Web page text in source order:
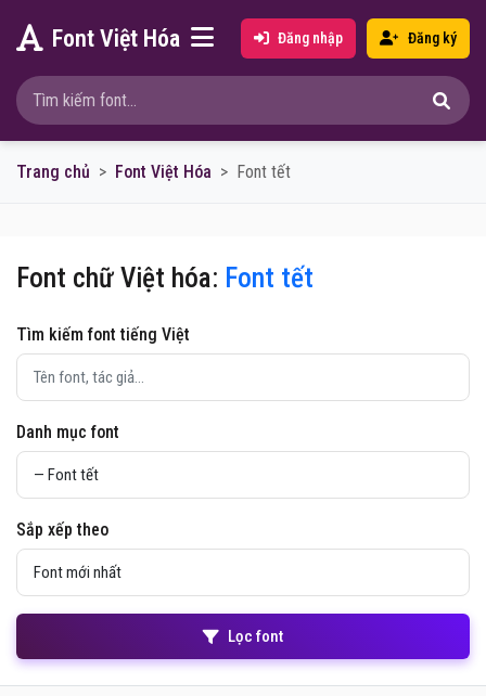
Font Việt Hóa Đăng nhập Đăng ký
Trang chủ Font Việt Hóa Font tết
Font chữ Việt hóa: Font tết
Tìm kiếm font tiếng Việt
Danh mục font
Sắp xếp theo
Lọc font